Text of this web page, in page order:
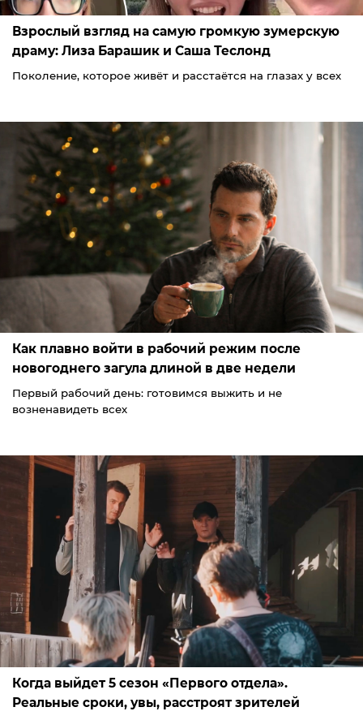
Взрослый взгляд на самую громкую зумерскую
драму: Лиза Барашик и Саша Теслонд
Поколение, которое живёт и расстаётся на глазах у всех
Как плавно войти в рабочий режим после
новогоднего загула длиной в две недели
Первый рабочий день: готовимся выжить и не
возненавидеть всех
Когда выйдет 5 сезон «Первого отдела».
Реальные сроки, увы, расстроят зрителей